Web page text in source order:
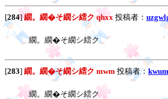
[284]繝。繝�そ繝シ繧ク qhxx 投稿者：
繝。繝�そ繝シ繧ク
[283] 繝。繝�そ繝シ繧ク mwm 投稿者：
繝。繝�そ繝シ繧ク